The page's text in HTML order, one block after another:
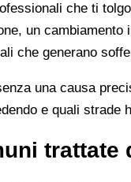
che ti
un cambiamento
che generano
una causa
e quali
trattate